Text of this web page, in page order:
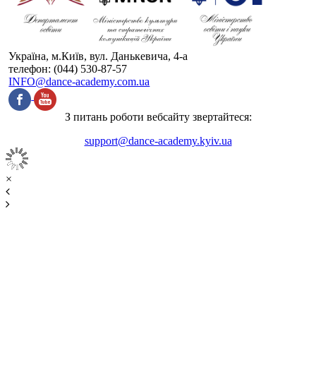
Україна, м.Київ, вул. Данькевича, 4-а
телефон: (044) 530-87-57
INFO@dance-academy.com.ua
З питань роботи вебсайту звертайтеся:
support@dance-academy.kyiv.ua
×